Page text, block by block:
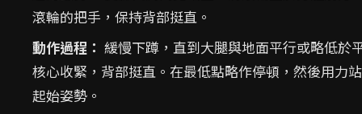
滾輪的把手，保持背部挺直。
動作過程： 緩慢下蹲，直到大腿與地面平行或略低於
核心收緊，背部挺直。在最低點略作停頓，然後用力
起始姿勢。